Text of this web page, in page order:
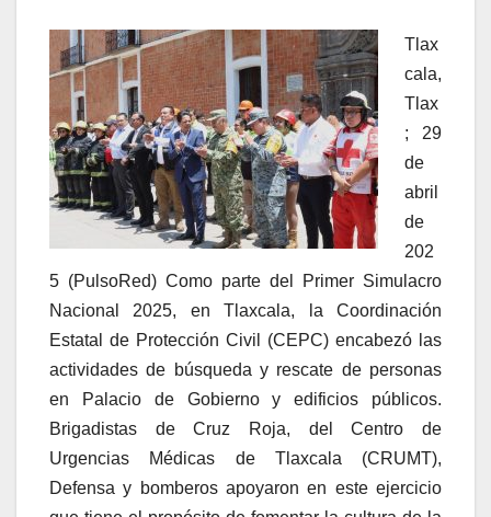
Tlax
cala,
Tlax
; 29
de
abril
de
202
5 (PulsoRed) Como parte del Primer Simulacro
Nacional 2025, en Tlaxcala, la Coordinación
Estatal de Protección Civil (CEPC) encabezó las
actividades de búsqueda y rescate de personas
en Palacio de Gobierno y edificios públicos.
Brigadistas de Cruz Roja, del Centro de
Urgencias Médicas de Tlaxcala (CRUMT),
Defensa y bomberos apoyaron en este ejercicio